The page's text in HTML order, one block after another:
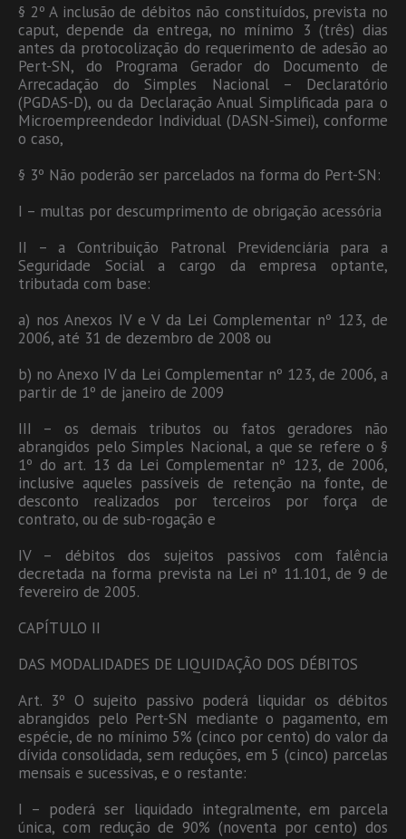
§ 2º A inclusão de débitos não constituídos, prevista no
caput, depende da entrega, no mínimo 3 (três) dias
antes da protocolização do requerimento de adesão ao
Pert-SN, do Programa Gerador do Documento de
Arrecadação do Simples Nacional – Declaratório
(PGDAS-D), ou da Declaração Anual Simplificada para o
Microempreendedor Individual (DASN-Simei), conforme
o caso,
§ 3º Não poderão ser parcelados na forma do Pert-SN:
I – multas por descumprimento de obrigação acessória
II – a Contribuição Patronal Previdenciária para a
Seguridade Social a cargo da empresa optante,
tributada com base:
a) nos Anexos IV e V da Lei Complementar nº 123, de
2006, até 31 de dezembro de 2008 ou
b) no Anexo IV da Lei Complementar nº 123, de 2006, a
partir de 1º de janeiro de 2009
III – os demais tributos ou fatos geradores não
abrangidos pelo Simples Nacional, a que se refere o §
1º do art. 13 da Lei Complementar nº 123, de 2006,
inclusive aqueles passíveis de retenção na fonte, de
desconto realizados por terceiros por força de
contrato, ou de sub-rogação e
IV – débitos dos sujeitos passivos com falência
decretada na forma prevista na Lei nº 11.101, de 9 de
fevereiro de 2005.
CAPÍTULO II
DAS MODALIDADES DE LIQUIDAÇÃO DOS DÉBITOS
Art. 3º O sujeito passivo poderá liquidar os débitos
abrangidos pelo Pert-SN mediante o pagamento, em
espécie, de no mínimo 5% (cinco por cento) do valor da
dívida consolidada, sem reduções, em 5 (cinco) parcelas
mensais e sucessivas, e o restante:
I – poderá ser liquidado integralmente, em parcela
única, com redução de 90% (noventa por cento) dos